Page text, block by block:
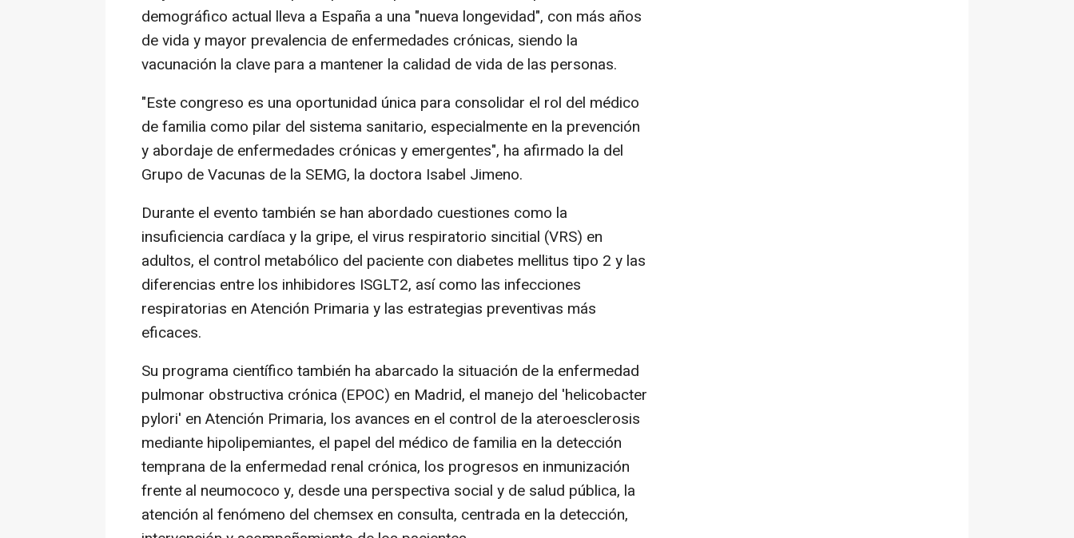
demográfico actual lleva a España a una "nueva longevidad", con más años
de vida y mayor prevalencia de enfermedades crónicas, siendo la
vacunación la clave para a mantener la calidad de vida de las personas.
"Este congreso es una oportunidad única para consolidar el rol del médico
de familia como pilar del sistema sanitario, especialmente en la prevención
y abordaje de enfermedades crónicas y emergentes", ha afirmado la del
Grupo de Vacunas de la SEMG, la doctora Isabel Jimeno.
Durante el evento también se han abordado cuestiones como la
insuficiencia cardíaca y la gripe, el virus respiratorio sincitial (VRS) en
adultos, el control metabólico del paciente con diabetes mellitus tipo 2 y las
diferencias entre los inhibidores ISGLT2, así como las infecciones
respiratorias en Atención Primaria y las estrategias preventivas más
eficaces.
Su programa científico también ha abarcado la situación de la enfermedad
pulmonar obstructiva crónica (EPOC) en Madrid, el manejo del 'helicobacter
pylori' en Atención Primaria, los avances en el control de la ateroesclerosis
mediante hipolipemiantes, el papel del médico de familia en la detección
temprana de la enfermedad renal crónica, los progresos en inmunización
frente al neumococo y, desde una perspectiva social y de salud pública, la
atención al fenómeno del chemsex en consulta, centrada en la detección,